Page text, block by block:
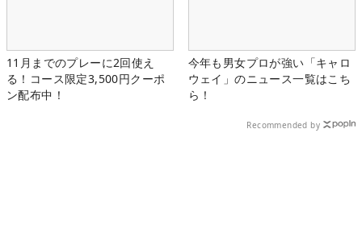
11月までのプレーに2回使え
る！コース限定3,500円クーポ
ン配布中！
今年も男女プロが強い「キャロ
ウェイ」のニュース一覧はこち
ら！
Recommended by